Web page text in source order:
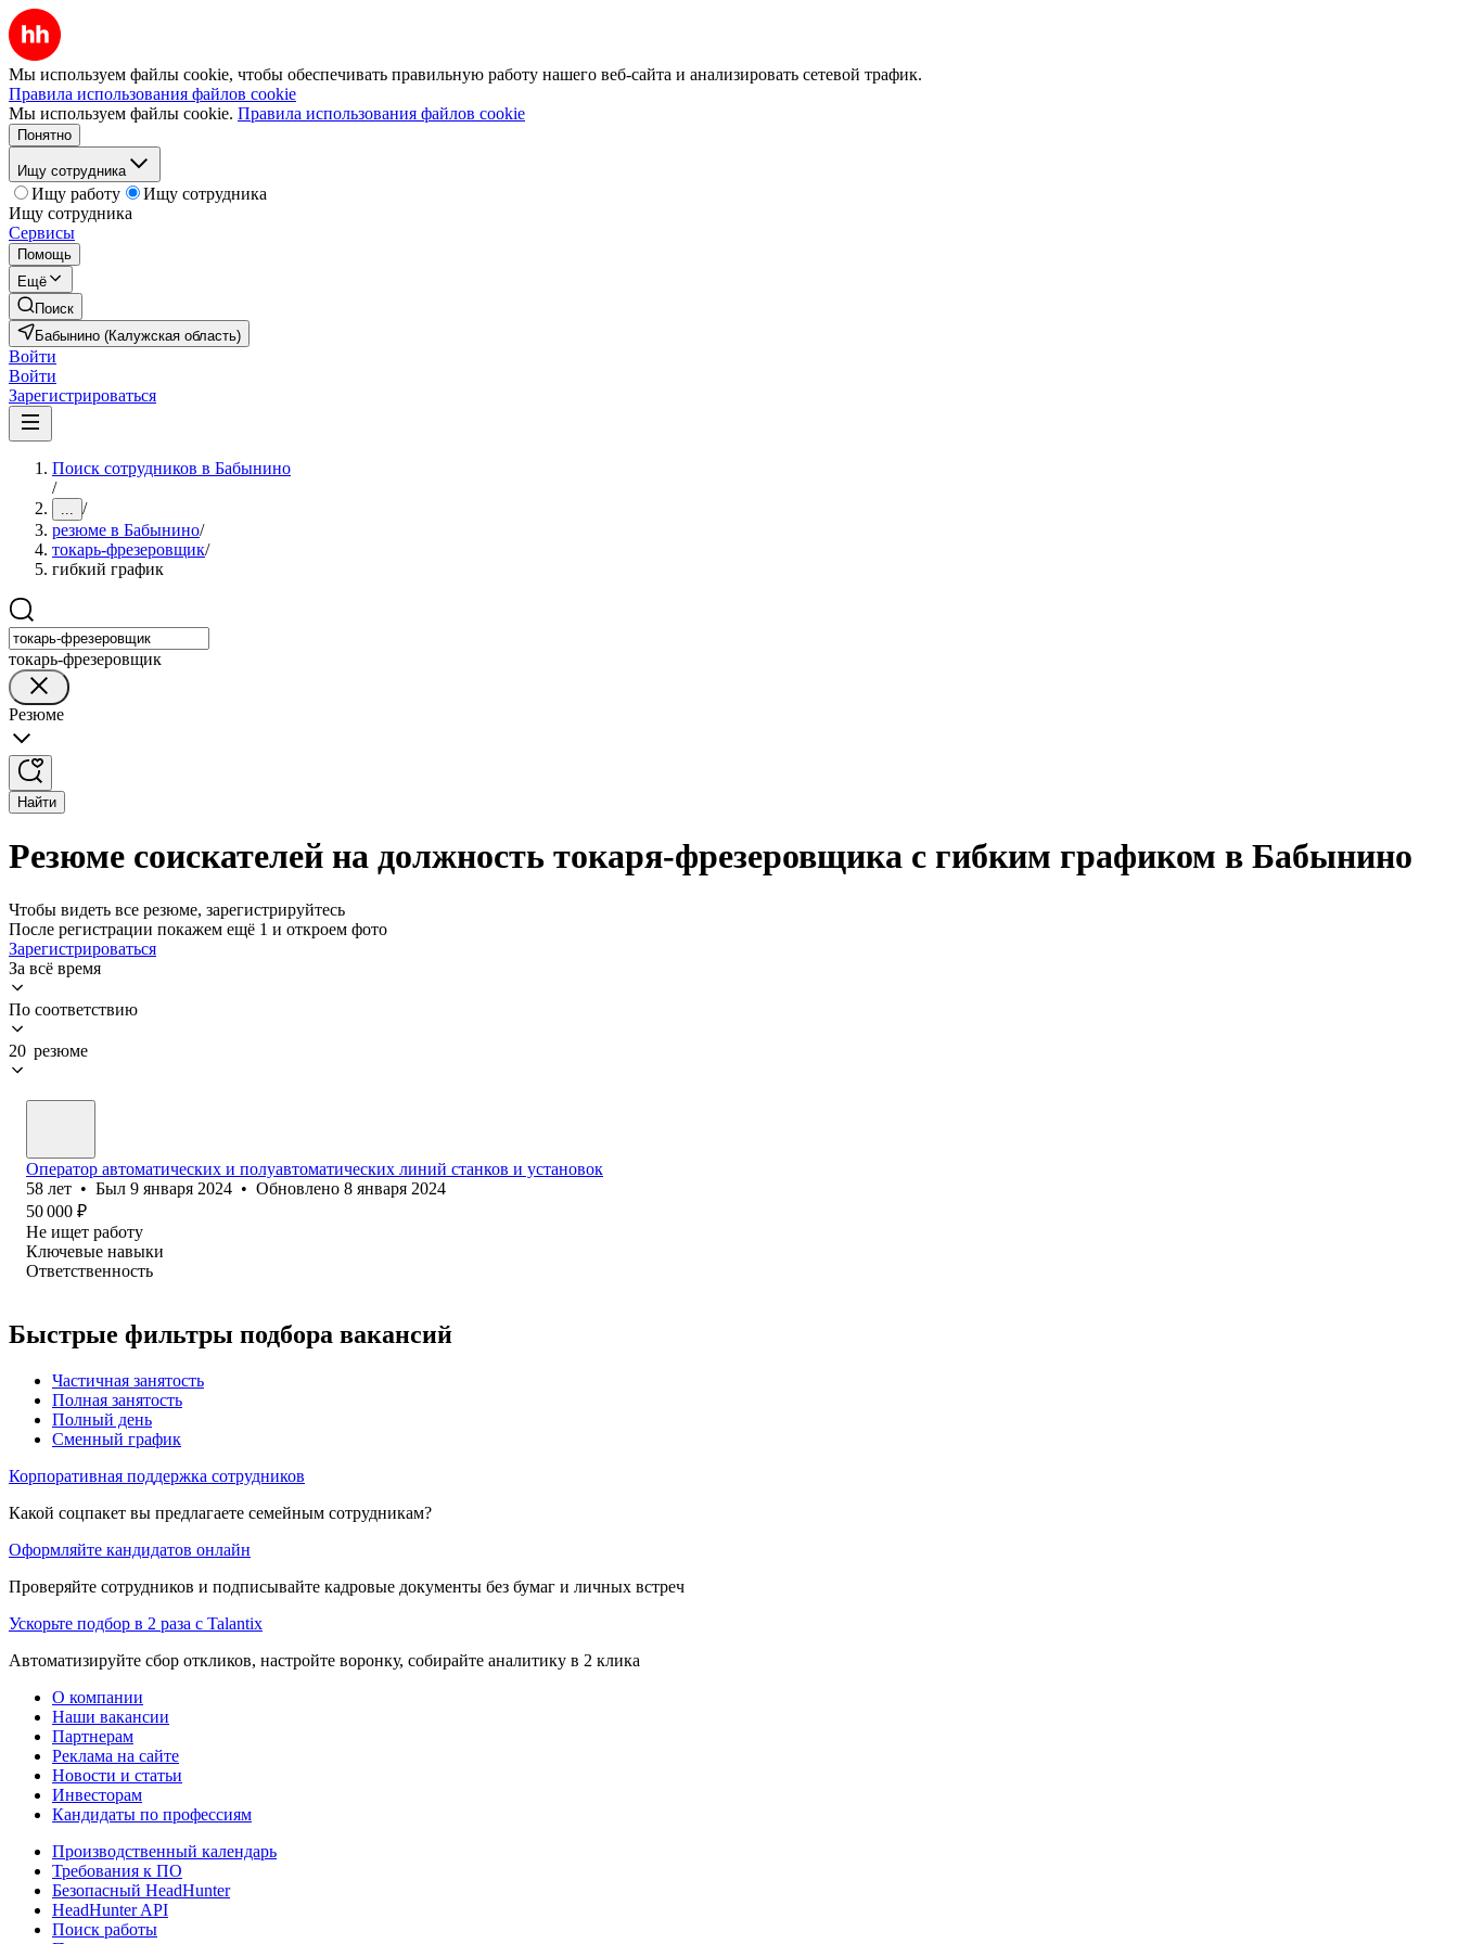
Мы используем файлы cookie, чтобы обеспечивать правильную работу нашего веб-сайта и анализировать сетевой трафик.
Правила использования файлов cookie
Мы используем файлы cookie. Правила использования файлов cookie
Понятно
Ищу сотрудника
Ищу работу
Ищу сотрудника
Ищу сотрудника
Сервисы
Помощь
Ещё
Поиск
Бабынино (Калужская область)
Войти
Войти
Зарегистрироваться
Поиск сотрудников в Бабынино
/
... /
резюме в Бабынино/
токарь-фрезеровщик/
гибкий график
токарь-фрезеровщик
Резюме
Найти
Резюме соискателей на должность токаря-фрезеровщика с гибким графиком в Бабынино
Чтобы видеть все резюме, зарегистрируйтесь
После регистрации покажем ещё 1 и откроем фото
Зарегистрироваться
За всё время
По соответствию
20 резюме
Оператор автоматических и полуавтоматических линий станков и установок
58 лет • Был 9 января 2024 • Обновлено 8 января 2024
50 000 ₽
Не ищет работу
Ключевые навыки
Ответственность
Быстрые фильтры подбора вакансий
Частичная занятость
Полная занятость
Полный день
Сменный график
Корпоративная поддержка сотрудников
Какой соцпакет вы предлагаете семейным сотрудникам?
Оформляйте кандидатов онлайн
Проверяйте сотрудников и подписывайте кадровые документы без бумаг и личных встреч
Ускорьте подбор в 2 раза с Talantix
Автоматизируйте сбор откликов, настройте воронку, собирайте аналитику в 2 клика
О компании
Наши вакансии
Партнерам
Реклама на сайте
Новости и статьи
Инвесторам
Кандидаты по профессиям
Производственный календарь
Требования к ПО
Безопасный HeadHunter
HeadHunter API
Поиск работы